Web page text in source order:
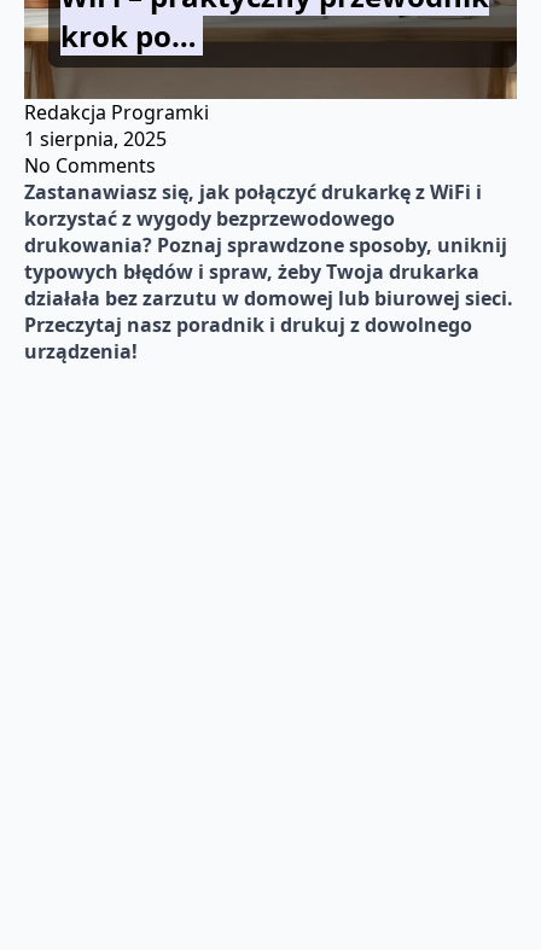
krok po…
Redakcja Programki
1 sierpnia, 2025
No Comments
Zastanawiasz się, jak połączyć drukarkę z WiFi i
korzystać z wygody bezprzewodowego
drukowania? Poznaj sprawdzone sposoby, uniknij
typowych błędów i spraw, żeby Twoja drukarka
działała bez zarzutu w domowej lub biurowej sieci.
Przeczytaj nasz poradnik i drukuj z dowolnego
urządzenia!